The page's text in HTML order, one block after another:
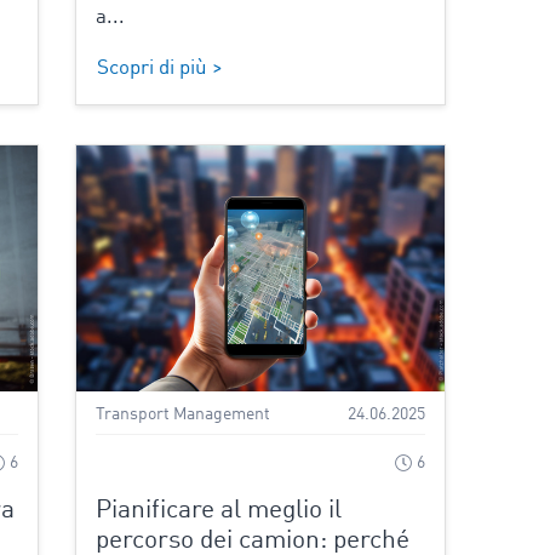
a...
Scopri di più >
6
Transport Management 24.06.2025
6
Pianificare al meglio il
percorso dei camion: perché